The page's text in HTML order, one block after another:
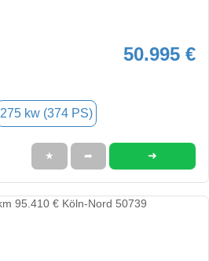
50.995 €
275 kw (374 PS)
★ ➦ ➜